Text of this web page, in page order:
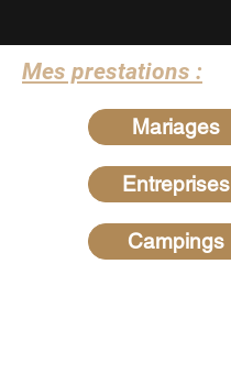
Mes prestations :
Mariages
Entreprises
Campings